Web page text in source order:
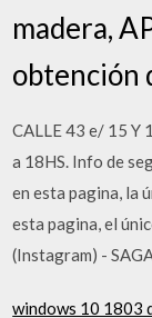
madera,
obtención
CALLE 43 e/ 15 Y
a 18HS. Info de
en esta pagina, la
esta pagina, el
(Instagram) -
windows 10 1803